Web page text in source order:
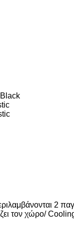
2
τον χώρο/